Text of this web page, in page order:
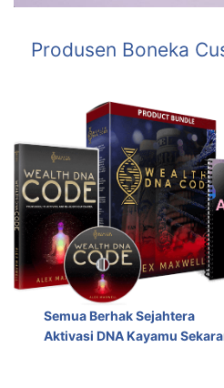
Produsen Boneka
Semua Berhak Sejahtera
Aktivasi DNA Kayamu